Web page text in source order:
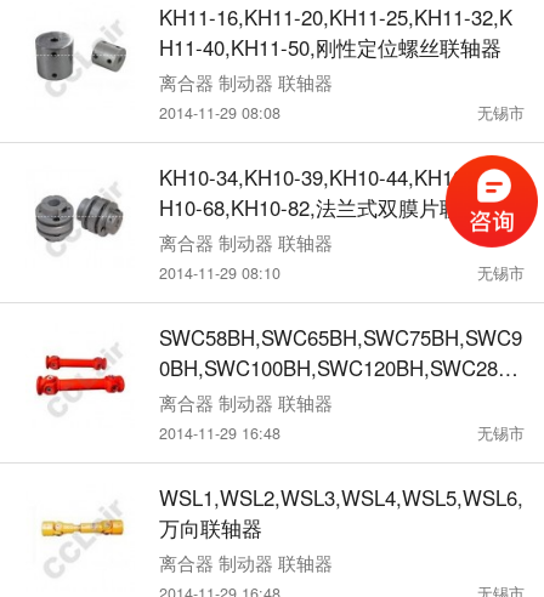
KH11-16,KH11-20,KH11-25,KH11-32,K
H11-40,KH11-50,刚性定位螺丝联轴器
离合器 制动器 联轴器
2014-11-29 08:08 无锡市
KH10-34,KH10-39,KH10-44,KH10-56,K
H10-68,KH10-82,法兰式双膜片联轴器
离合器 制动器 联轴器
2014-11-29 08:10 无锡市
SWC58BH,SWC65BH,SWC75BH,SWC9
0BH,SWC100BH,SWC120BH,SWC285B
H,SWC390BH,SWC440BH,万向联轴器
离合器 制动器 联轴器
2014-11-29 16:48 无锡市
WSL1,WSL2,WSL3,WSL4,WSL5,WSL6,
万向联轴器
离合器 制动器 联轴器